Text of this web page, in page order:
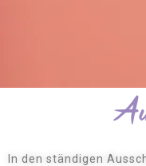
In den ständigen